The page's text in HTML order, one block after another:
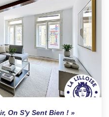
On S'y Sent Bien !